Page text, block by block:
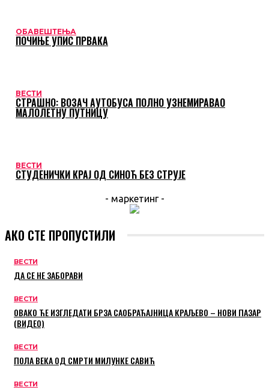
ОБАВЕШТЕЊА
ПОЧИЊЕ УПИС ПРВАКА
ВЕСТИ
СТРАШНО: ВОЗАЧ АУТОБУСА ПОЛНО УЗНЕМИРАВАО
МАЛОЛЕТНУ ПУТНИЦУ
ВЕСТИ
СТУДЕНИЧКИ КРАЈ ОД СИНОЋ БЕЗ СТРУЈЕ
- маркетинг -
АКО СТЕ ПРОПУСТИЛИ
ВЕСТИ
ДА СЕ НЕ ЗАБОРАВИ
ВЕСТИ
ОВАКО ЋЕ ИЗГЛЕДАТИ БРЗА САОБРАЋАЈНИЦА КРАЉЕВО – НОВИ ПАЗАР
(ВИДЕО)
ВЕСТИ
ПОЛА ВЕКА ОД СМРТИ МИЛУНКЕ САВИЋ
ВЕСТИ